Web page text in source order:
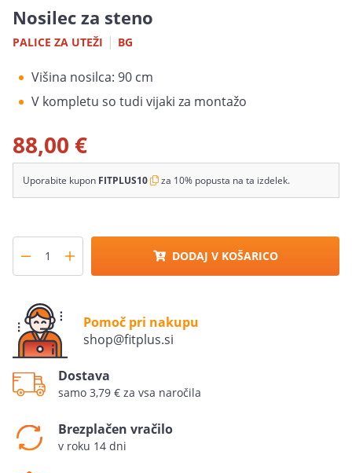
Nosilec za steno
PALICE ZA UTEŽI | BG
Višina nosilca: 90 cm
V kompletu so tudi vijaki za montažo
88,00 €
Uporabite kupon FITPLUS10 za 10% popusta na ta izdelek.
DODAJ V KOŠARICO
Pomoč pri nakupu
shop@fitplus.si
Dostava
samo 3,79 € za vsa naročila
Brezplačen vračilo
v roku 14 dni